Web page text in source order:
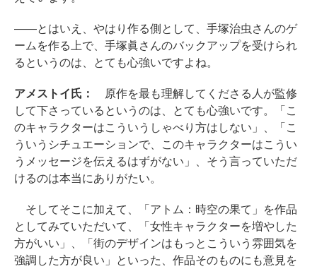
――とはいえ、やはり作る側として、手塚治虫さんのゲ
ームを作る上で、手塚眞さんのバックアップを受けられ
るというのは、とても心強いですよね。
アメストイ氏：
原作を最も理解してくださる人が監修
して下さっているというのは、とても心強いです。「こ
のキャラクターはこういうしゃべり方はしない」、「こ
ういうシチュエーションで、このキャラクターはこうい
うメッセージを伝えるはずがない」、そう言っていただ
けるのは本当にありがたい。
そしてそこに加えて、「アトム：時空の果て」を作品
としてみていただいて、「女性キャラクターを増やした
方がいい」、「街のデザインはもっとこういう雰囲気を
強調した方が良い」といった、作品そのものにも意見を